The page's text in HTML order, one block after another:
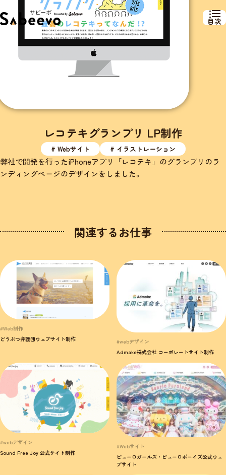
目次
レコテキグランプリ LP制作
# Webサイト # イラストレーション
弊社で開発を行ったiPhoneアプリ「レコテキ 」のグランプリのラ
ンディングページのデザインをしました。
関連するお仕事
#Web制作
どうぶつ弁護団ウェブサイト制作
#webデザイン
Admake株式会社 コーポレートサイト制作
#webデザイン
Sound Free Joy 公式サイト制作
#Webサイト
ピューロガールズ・ピューロボーイズ公式ウェ
ブサイト